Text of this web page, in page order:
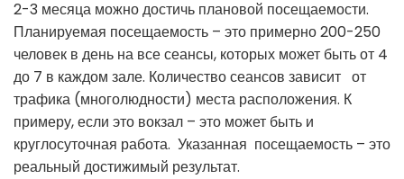
2-3 месяца можно достичь плановой посещаемости.
Планируемая посещаемость – это примерно 200-250
человек в день на все сеансы, которых может быть от 4
до 7 в каждом зале. Количество сеансов зависит от
трафика (многолюдности) места расположения. К
примеру, если это вокзал – это может быть и
круглосуточная работа. Указанная посещаемость – это
реальный достижимый результат.